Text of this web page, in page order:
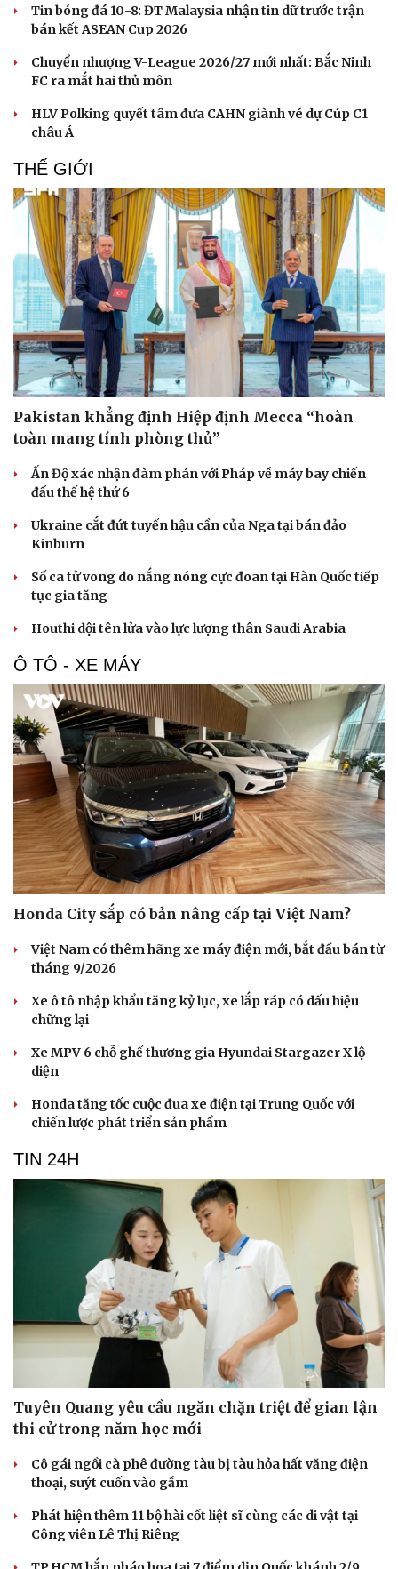
Tư vấn
Săn Tour
check-in
Đọc truyện đêm khuya
Cửa sổ tình yêu
Kể chuyện cho bé
Hạt giống tâm hồn
Tin bóng đá 10-8: ĐT Malaysia nhận tin dữ trước trận
bán kết ASEAN Cup 2026
Chuyển nhượng V-League 2026/27 mới nhất: Bắc Ninh
FC ra mắt hai thủ môn
HLV Polking quyết tâm đưa CAHN giành vé dự Cúp C1
châu Á
THẾ GIỚI
Pakistan khẳng định Hiệp định Mecca “hoàn
toàn mang tính phòng thủ”
Ấn Độ xác nhận đàm phán với Pháp về máy bay chiến
đấu thế hệ thứ 6
Ukraine cắt đứt tuyến hậu cần của Nga tại bán đảo
Kinburn
Số ca tử vong do nắng nóng cực đoan tại Hàn Quốc tiếp
tục gia tăng
Houthi dội tên lửa vào lực lượng thân Saudi Arabia
Ô TÔ - XE MÁY
Honda City sắp có bản nâng cấp tại Việt Nam?
Việt Nam có thêm hãng xe máy điện mới, bắt đầu bán từ
tháng 9/2026
Xe ô tô nhập khẩu tăng kỷ lục, xe lắp ráp có dấu hiệu
chững lại
Xe MPV 6 chỗ ghế thương gia Hyundai Stargazer X lộ
diện
Honda tăng tốc cuộc đua xe điện tại Trung Quốc với
chiến lược phát triển sản phẩm
TIN 24H
Tuyên Quang yêu cầu ngăn chặn triệt để gian lận
thi cử trong năm học mới
Cô gái ngồi cà phê đường tàu bị tàu hỏa hất văng điện
thoại, suýt cuốn vào gầm
Phát hiện thêm 11 bộ hài cốt liệt sĩ cùng các di vật tại
Công viên Lê Thị Riêng